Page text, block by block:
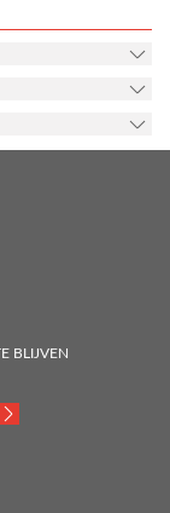
BLIJVEN